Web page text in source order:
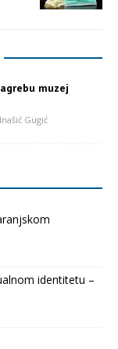
muzej
Gugić
identitetu –